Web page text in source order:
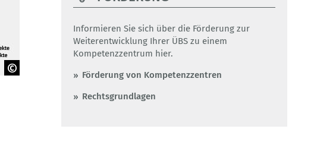
Informieren Sie sich über die Förderung zur
Weiterentwicklung Ihrer ÜBS zu einem
Kompetenzzentrum hier.
Förderung von Kompetenzzentren
Rechtsgrundlagen